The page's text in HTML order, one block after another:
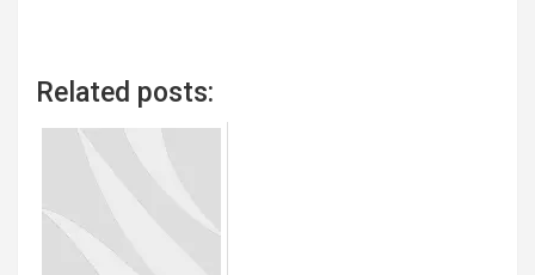
Related posts: